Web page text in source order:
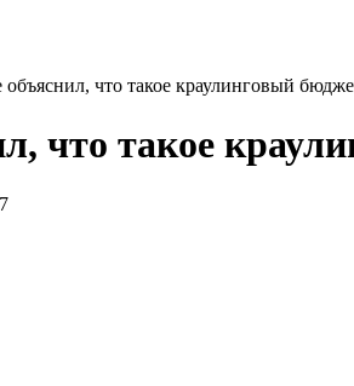
объяснил, что такое краулинговый
что такое